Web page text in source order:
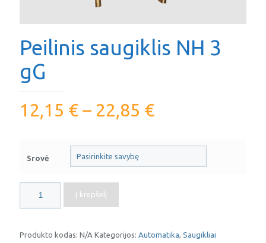
Peilinis saugiklis NH 3
gG
12,15 € – 22,85 €
Srovė
kiekis:
Peilinis
NH
Į krepšelį
Produkto kodas: N/A Kategorijos: Automatika, Saugikliai